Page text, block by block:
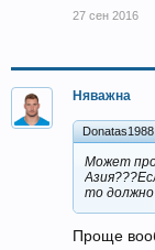
27 сен 2016
Няважна
Может
то
Проще